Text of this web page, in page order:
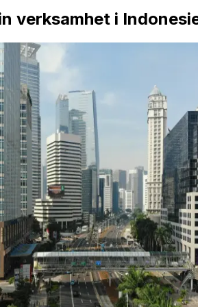
verksamhet i